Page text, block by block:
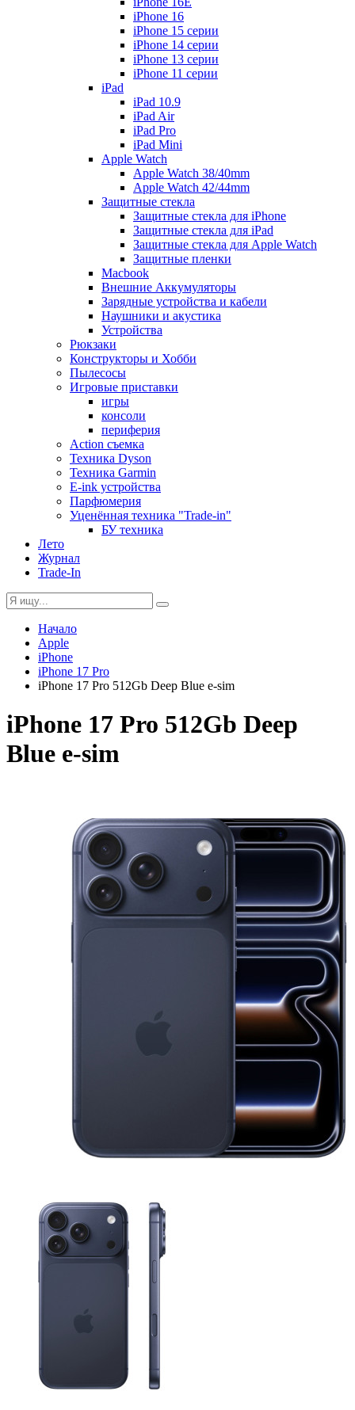
iPhone 16
iPhone 15 серии
iPhone 14 серии
iPhone 13 серии
iPhone 11 серии
iPad
iPad 10.9
iPad Air
iPad Pro
iPad Mini
Apple Watch
Apple Watch 38/40mm
Apple Watch 42/44mm
Защитные стекла
Защитные стекла для iPhone
Защитные стекла для iPad
Защитные стекла для Apple Watch
Защитные пленки
Macbook
Внешние Аккумуляторы
Зарядные устройства и кабели
Наушники и акустика
Устройства
Рюкзаки
Конструкторы и Хобби
Пылесосы
Игровые приставки
игры
консоли
периферия
Action съемка
Техника Dyson
Техника Garmin
E-ink устройства
Парфюмерия
Уценённая техника "Trade-in"
БУ техника
Лето
Журнал
Trade-In
Начало
Apple
iPhone
iPhone 17 Pro
iPhone 17 Pro 512Gb Deep Blue e-sim
iPhone 17 Pro 512Gb Deep
Blue e-sim